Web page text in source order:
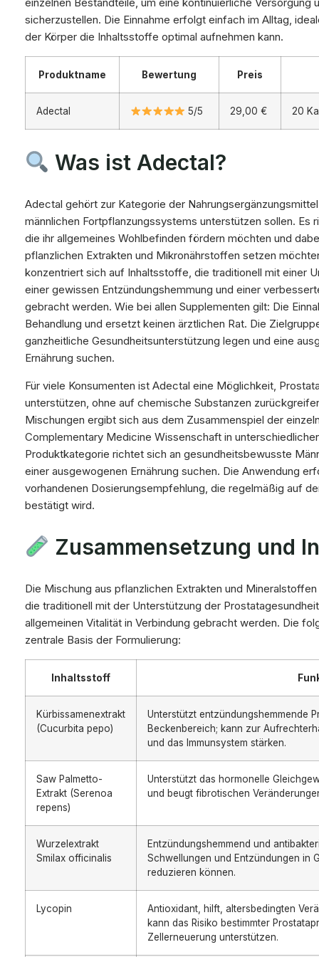
sicherzustellen. Die Einnahme erfolgt einfach im Alltag,
der Körper die Inhaltsstoffe optimal aufnehmen kann.
Produktname Bewertung Preis
Adectal 5/5 29,00 € 20
Was ist Adectal?
Adectal gehört zur Kategorie der
männlichen Fortpflanzungssystems unterstützen sollen. Es
die ihr allgemeines Wohlbefinden fördern möchten und
pflanzlichen Extrakten und Mikronährstoffen setzen
konzentriert sich auf Inhaltsstoffe, die traditionell mit einer
einer gewissen Entzündungshemmung und einer
gebracht werden. Wie bei allen Supplementen gilt: Die
Behandlung und ersetzt keinen ärztlichen Rat. Die
ganzheitliche Gesundheitsunterstützung legen und eine
Ernährung suchen.
Für viele Konsumenten ist Adectal eine Möglichkeit,
unterstützen, ohne auf chemische Substanzen
Mischungen ergibt sich aus dem Zusammenspiel der
Complementary Medicine Wissenschaft in
Produktkategorie richtet sich an gesundheitsbewusste
einer ausgewogenen Ernährung suchen. Die Anwendung
vorhandenen Dosierungsempfehlung, die regelmäßig auf
bestätigt wird.
Zusammensetzung und
Die Mischung aus pflanzlichen Extrakten und
die traditionell mit der Unterstützung der
allgemeinen Vitalität in Verbindung gebracht werden. Die
zentrale Basis der Formulierung:
Inhaltsstoff
Kürbissamenextrakt
(Cucurbita pepo)
Unterstützt entzündungshemmende
Beckenbereich; kann zur
und das Immunsystem stärken.
Saw Palmetto-
Extrakt (Serenoa
repens)
Unterstützt das hormonelle
und beugt fibrotischen
Wurzelextrakt
Smilax officinalis
Entzündungshemmend und
Schwellungen und Entzündungen in
reduzieren können.
Lycopin
Antioxidant, hilft, altersbedingten
kann das Risiko bestimmter
Zellerneuerung unterstützen.